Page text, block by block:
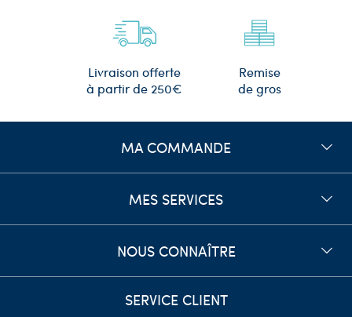
Livraison offerte
à partir de 250€
Remise
de gros
MA COMMANDE
MES SERVICES
NOUS CONNAÎTRE
SERVICE CLIENT